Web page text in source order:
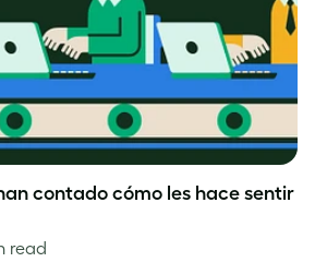
contado cómo les hace sentir
read